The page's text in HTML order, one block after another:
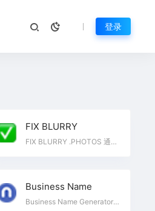
登录
FIX BLURRY
FIX BLURRY .PHOTOS 通过AI技术快速修复模糊照片，提升图像质量，完全免费，无需注册
Business Name
Business Name Generator Namelix利用人工智能生成短小且易记的品牌名称，助力新兴企业树立独特形象